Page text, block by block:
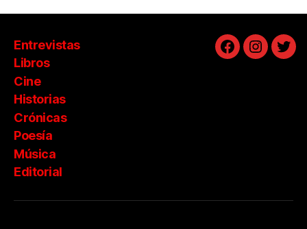
Entrevistas
Libros
Cine
Historias
Crónicas
Poesía
Música
Editorial
Facebook